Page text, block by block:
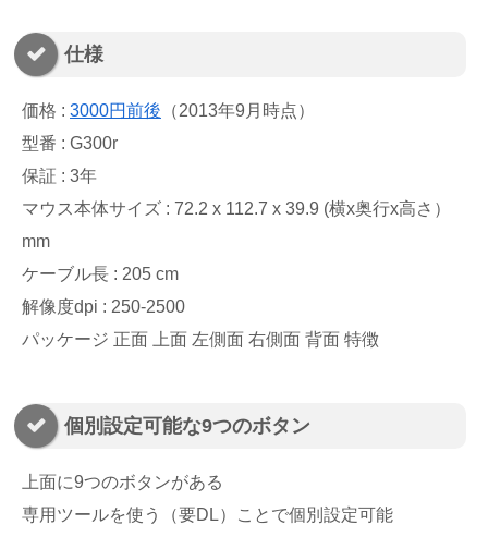
仕様
価格 : 3000円前後 （2013年9月時点）
型番 : G300r
保証 : 3年
マウス本体サイズ : 72.2 x 112.7 x 39.9 (横x奥行x高さ）
mm
ケーブル長 : 205 cm
解像度dpi : 250-2500
パッケージ 正面 上面 左側面 右側面 背面 特徴
個別設定可能な9つのボタン
上面に9つのボタンがある
専用ツールを使う（要DL）ことで個別設定可能